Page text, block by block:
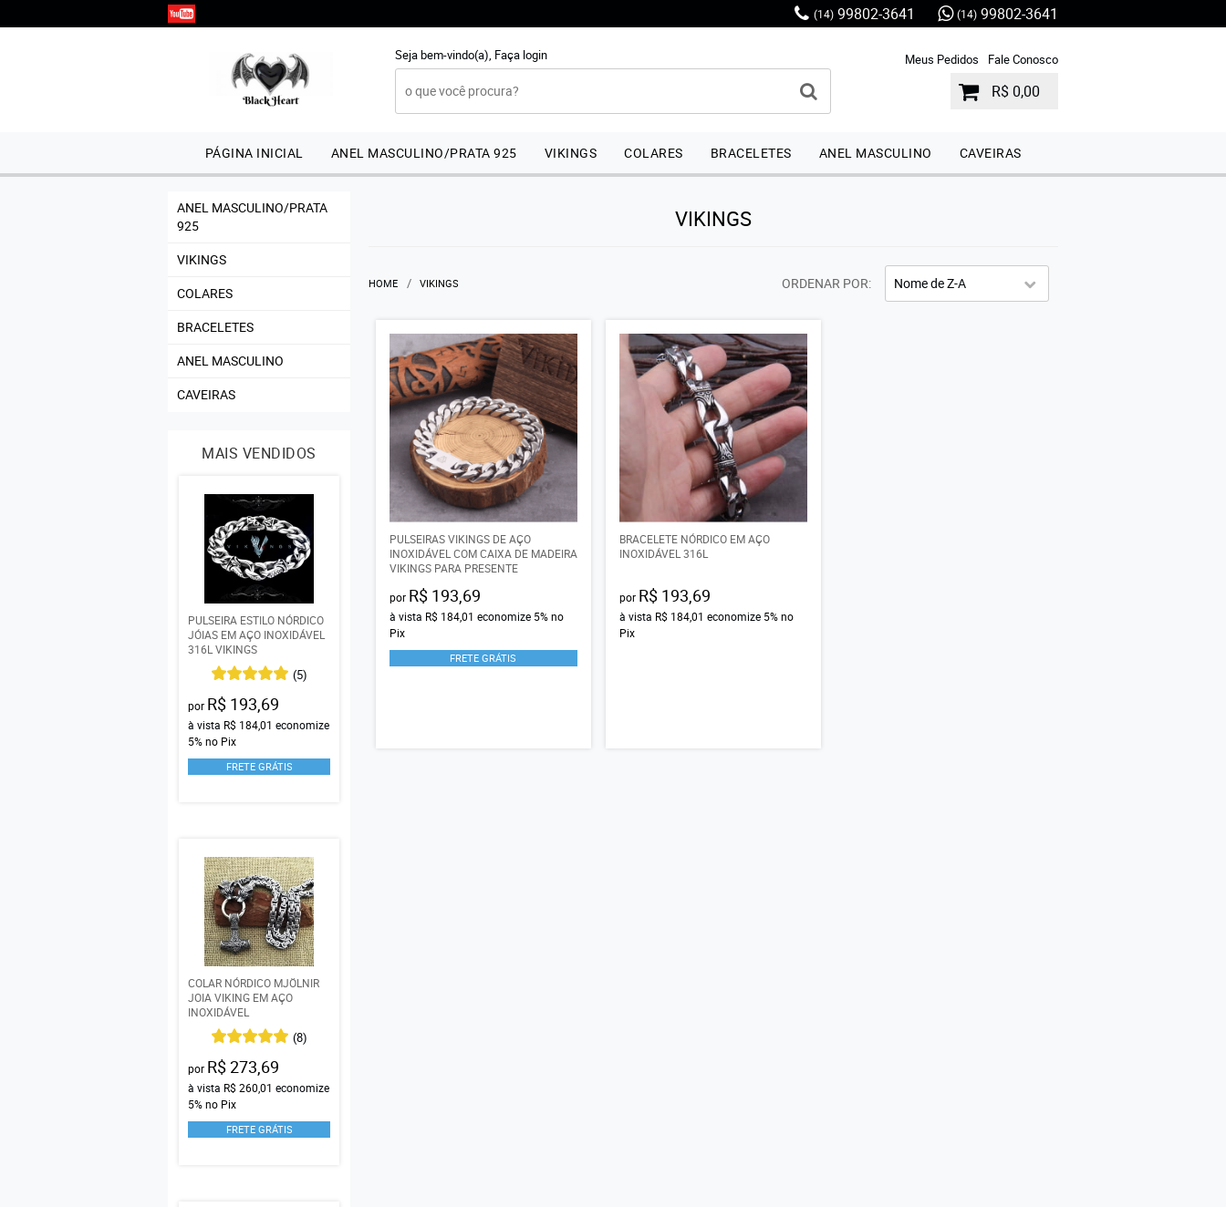
(14) 99802-3641 (14) 99802-3641
Seja bem-vindo(a), Faça login Meus Pedidos Fale Conosco
R$ 0,00
PÁGINA INICIAL ANEL MASCULINO/PRATA 925 VIKINGS COLARES BRACELETES ANEL MASCULINO CAVEIRAS
ANEL MASCULINO/PRATA
925
VIKINGS
COLARES
BRACELETES
ANEL MASCULINO
CAVEIRAS
MAIS VENDIDOS
PULSEIRA ESTILO NÓRDICO
JÓIAS EM AÇO INOXIDÁVEL
316L VIKINGS
(5)
por R$ 193,69
à vista R$ 184,01 economize
5% no Pix
FRETE GRÁTIS
COLAR NÓRDICO MJÖLNIR
JOIA VIKING EM AÇO
INOXIDÁVEL
(8)
por R$ 273,69
à vista R$ 260,01 economize
5% no Pix
FRETE GRÁTIS
VIKINGS
HOME VIKINGS ORDENAR POR Nome de Z-A
PULSEIRAS VIKINGS DE AÇO
INOXIDÁVEL COM CAIXA DE MADEIRA
VIKINGS PARA PRESENTE
por R$ 193,69
à vista R$ 184,01 economize 5% no
Pix
FRETE GRÁTIS
BRACELETE NÓRDICO EM AÇO
INOXIDÁVEL 316L
por R$ 193,69
à vista R$ 184,01 economize 5% no
Pix